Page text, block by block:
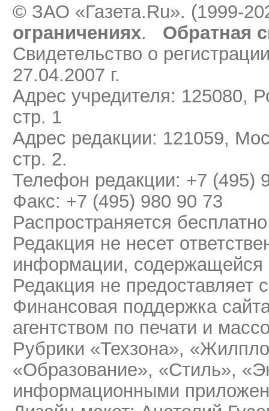
© ЗАО «Газета.Ru». (1999-
ограничениях.
Обратная
Свидетельство о
27.04.2007 г.
Адрес учредителя: 125080,
стр. 1
Адрес редакции: 121059,
стр. 2.
Телефон редакции: +7 (495)
Факс: +7 (495) 980 90 73
Распространяется бесплатно
Редакция не несет
информации, содержащейся
Редакция не предоставляет
Финансовая поддержка
агентством по печати и
Рубрики «Техзона»,
«Образование», «Стиль»,
информационными